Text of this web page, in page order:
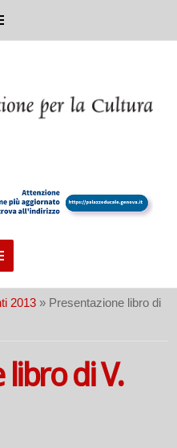
2013 » Presentazione libro di
libro di V.